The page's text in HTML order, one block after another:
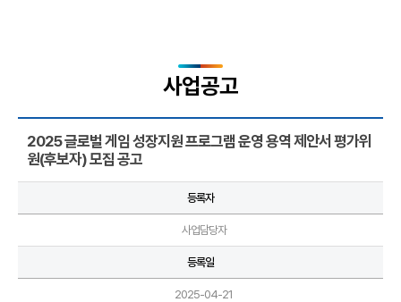
사업공고
2025 글로벌 게임 성장지원 프로그램 운영 용역 제안서 평가위
원(후보자) 모집 공고
등록자
사업담당자
등록일
2025-04-21